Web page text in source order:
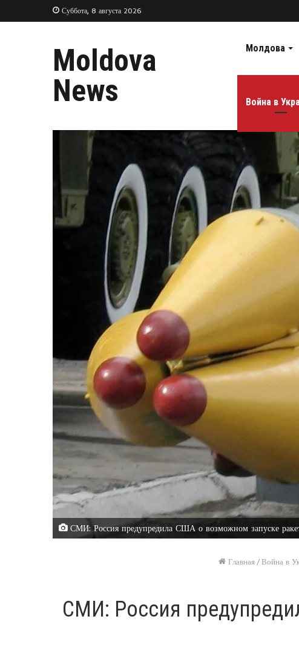
Суббота, 8 августа 2026
Moldova
News
Молдова
Война в
СМИ: Россия предупредила США о возможном запуске
Главная/Война в
СМИ: Россия